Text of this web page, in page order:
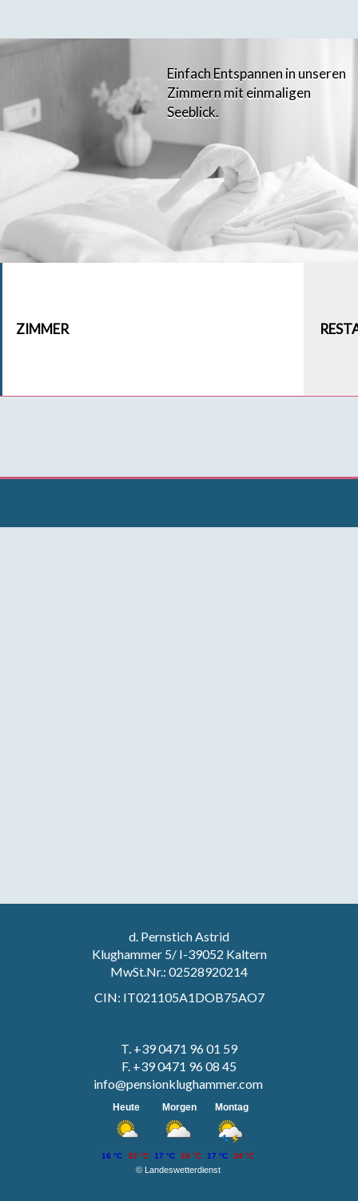
ZIMMER
Einfach Entspannen in unseren
Zimmern mit einmaligen
Seeblick.
d. Pernstich Astrid
Klughammer 5/ I-39052 Kaltern
MwSt.Nr.: 02528920214
CIN: IT021105A1DOB75AO7
T. +39 0471 96 01 59
F. +39 0471 96 08 45
info@pensionklughammer.com
Heute Morgen Montag
© Landeswetterdienst
16 °C 33 °C 17 °C 34 °C 17 °C 34 °C